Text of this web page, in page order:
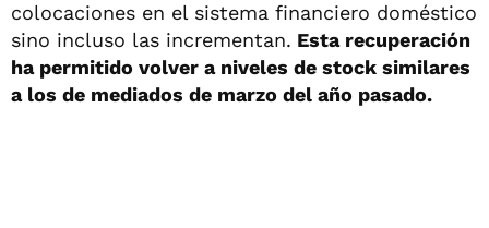
colocaciones en el sistema financiero doméstico
sino incluso las incrementan. Esta recuperación
ha permitido volver a niveles de stock similares
a los de mediados de marzo del año pasado.